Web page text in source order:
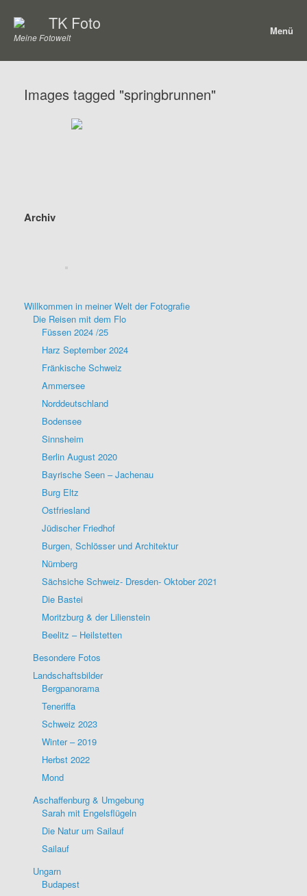
Inhalt
springen
TK Foto
Meine Fotowelt
Menü
Images tagged "springbrunnen"
Archiv
Willkommen in meiner Welt der Fotografie
Die Reisen mit dem Flo
Füssen 2024 /25
Harz September 2024
Fränkische Schweiz
Ammersee
Norddeutschland
Bodensee
Sinnsheim
Berlin August 2020
Bayrische Seen – Jachenau
Burg Eltz
Ostfriesland
Jüdischer Friedhof
Burgen, Schlösser und Architektur
Nürnberg
Sächsiche Schweiz- Dresden- Oktober 2021
Die Bastei
Moritzburg & der Lilienstein
Beelitz – Heilstetten
Besondere Fotos
Landschaftsbilder
Bergpanorama
Teneriffa
Schweiz 2023
Winter – 2019
Herbst 2022
Mond
Aschaffenburg & Umgebung
Sarah mit Engelsflügeln
Die Natur um Sailauf
Sailauf
Ungarn
Budapest